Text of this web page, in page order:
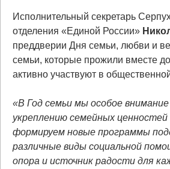
Исполнительный секретарь
отделения «Единой России»
преддверии Дня семьи, любви и
семьи, которые прожили вместе
активно участвуют в
«В Год семьи мы особое
укреплению семейных
формируем новые программы
различные виды социальной
опора и источник радости для